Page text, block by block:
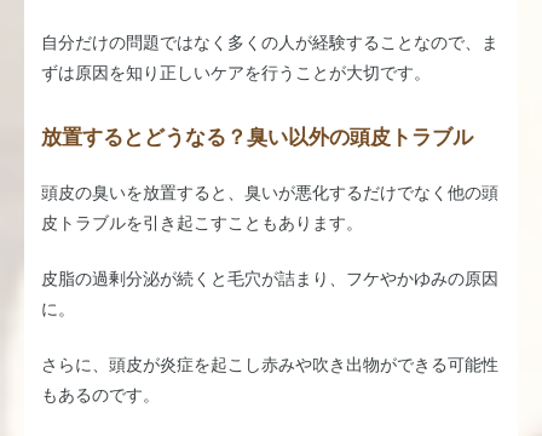
自分だけの問題ではなく多くの人が経験することなので、ま
ずは原因を知り正しいケアを行うことが大切です。
放置するとどうなる？臭い以外の頭皮トラブル
頭皮の臭いを放置すると、臭いが悪化するだけでなく他の頭
皮トラブルを引き起こすこともあります。
皮脂の過剰分泌が続くと毛穴が詰まり、フケやかゆみの原因
に。
さらに、頭皮が炎症を起こし赤みや吹き出物ができる可能性
もあるのです。